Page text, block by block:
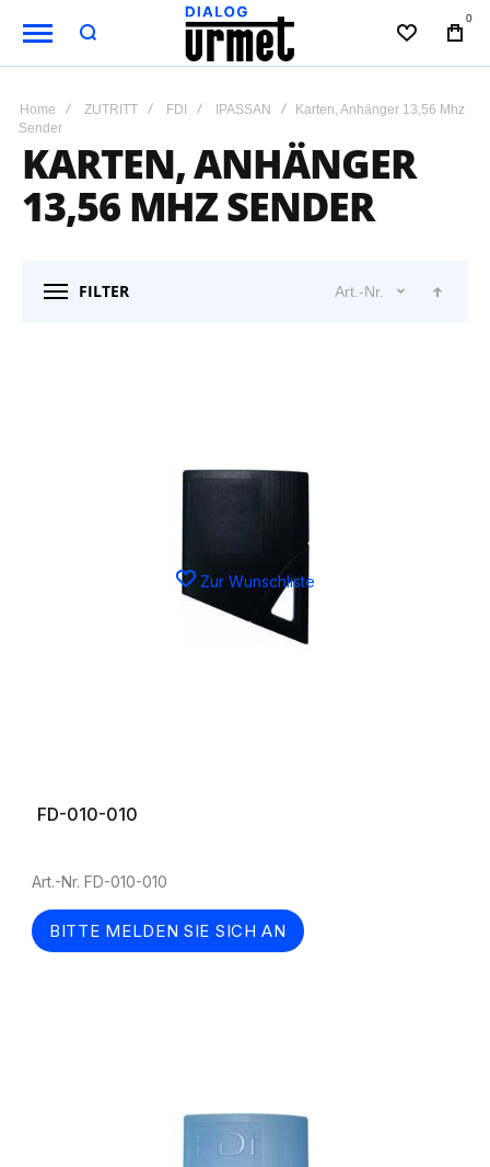
0
Home ZUTRITT FDI IPASSAN
Karten, Anhänger 13,56 Mhz
Sender
KARTEN, ANHÄNGER
13,56 MHZ SENDER
FILTER Art.-Nr.
Zur Wunschliste
FD-010-010
Art.-Nr. FD-010-010
BITTE MELDEN SIE SICH AN